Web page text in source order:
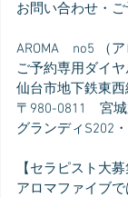
お問い合わせ・
AROMA　no5 （
ご予約専用ダイ
仙台市地下鉄東
〒980-0811　宮
グランディS202
【セラピスト大募
アロマファイブで